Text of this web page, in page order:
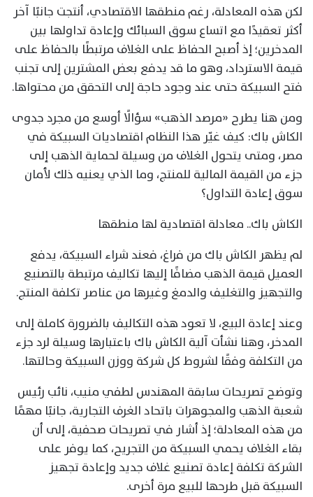
لكن هذه المعادلة، رغم منطقها الاقتصادي، أنتجت جانبًا آخر
أكثر تعقيدًا مع اتساع سوق السبائك وإعادة تداولها بين
المدخرين؛ إذ أصبح الحفاظ على الغلاف مرتبطًا بالحفاظ على
قيمة الاسترداد، وهو ما قد يدفع بعض المشترين إلى تجنب
فتح السبيكة حتى عند وجود حاجة إلى التحقق من محتواها.
ومن هنا يطرح «مرصد الذهب» سؤالًا أوسع من مجرد جدوى
الكاش باك: كيف غيّر هذا النظام اقتصاديات السبيكة في
مصر، ومتى يتحول الغلاف من وسيلة لحماية الذهب إلى
جزء من القيمة المالية للمنتج، وما الذي يعنيه ذلك لأمان
سوق إعادة التداول؟
الكاش باك.. معادلة اقتصادية لها منطقها
لم يظهر الكاش باك من فراغ، فعند شراء السبيكة، يدفع
العميل قيمة الذهب مضافًا إليها تكاليف مرتبطة بالتصنيع
والتجهيز والتغليف والدمغ وغيرها من عناصر تكلفة المنتج.
وعند إعادة البيع، لا تعود هذه التكاليف بالضرورة كاملة إلى
المدخر، وهنا نشأت آلية الكاش باك باعتبارها وسيلة لرد جزء
من التكلفة وفقًا لشروط كل شركة ووزن السبيكة وحالتها.
وتوضح تصريحات سابقة المهندس لطفي منيب، نائب رئيس
شعبة الذهب والمجوهرات باتحاد الغرف التجارية، جانبًا مهمًا
من هذه المعادلة؛ إذ أشار في تصريحات صحفية، إلى أن
بقاء الغلاف يحمي السبيكة من التجريح، كما يوفر على
الشركة تكلفة إعادة تصنيع غلاف جديد وإعادة تجهيز
السبيكة قبل طرحها للبيع مرة أخرى.